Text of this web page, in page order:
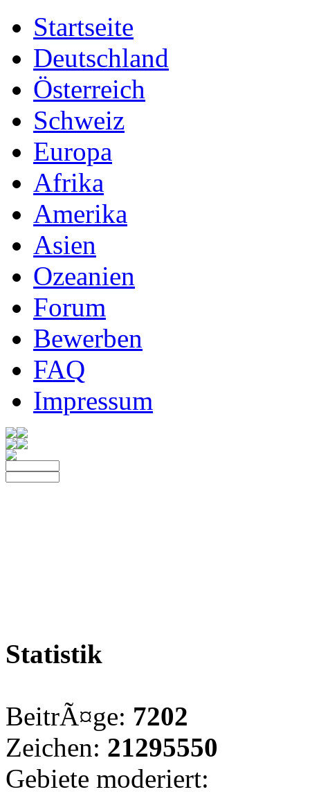
Startseite
Deutschland
Österreich
Schweiz
Europa
Afrika
Amerika
Asien
Ozeanien
Forum
Bewerben
FAQ
Impressum
Statistik
BeitrÃ¤ge: 7202
Zeichen: 21295550
Gebiete moderiert: